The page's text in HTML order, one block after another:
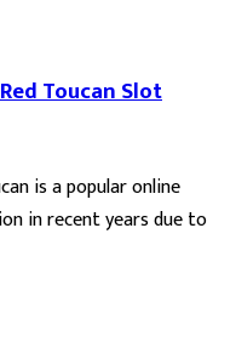
Toucan Slot
is a popular online
in recent years due to